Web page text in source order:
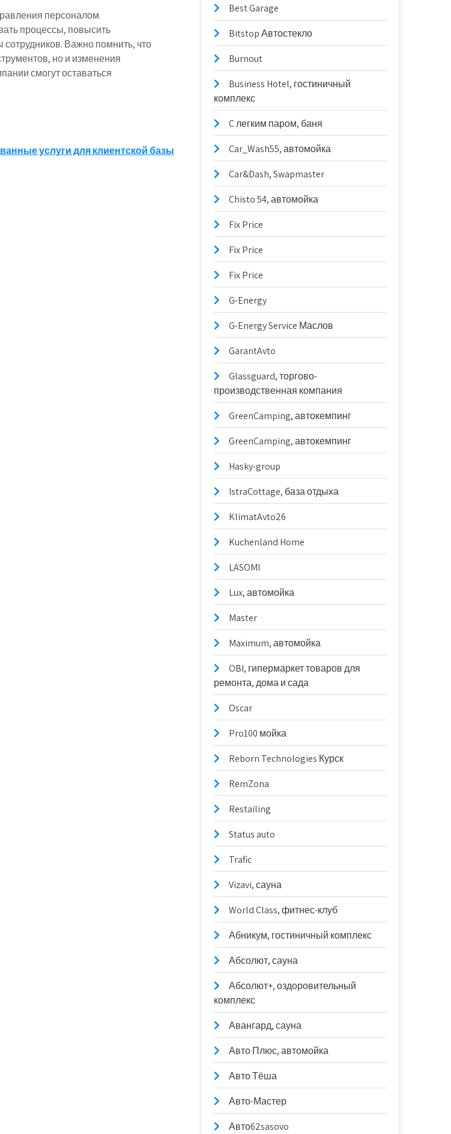
персоналом.
процессы, повысить
Важно помнить, что
но и изменения
смогут оставаться
услуги для клиентской базы
Best Garage
Bitstop Автостекло
Burnout
Business Hotel, гостиничный
комплекс
C легким паром, баня
Car_Wash55, автомойка
Car&Dash, Swapmaster
Chisto 54, автомойка
Fix Price
Fix Price
Fix Price
G-Energy
G-Energy Service Маслов
GarantAvto
Glassguard, торгово-
производственная компания
GreenCamping, автокемпинг
GreenCamping, автокемпинг
Hasky-group
IstraCottage, база отдыха
KlimatAvto26
Kuchenland Home
LASOMI
Lux, автомойка
Master
Maximum, автомойка
OBI, гипермаркет товаров для
ремонта, дома и сада
Oscar
Pro100 мойка
Reborn Technologies Курск
RemZona
Restailing
Status auto
Trafic
Vizavi, сауна
World Class, фитнес-клуб
Абникум, гостиничный комплекс
Абсолют, сауна
Абсолют+, оздоровительный
комплекс
Авангард, сауна
Авто Плюс, автомойка
Авто Тёша
Авто-Мастер
Авто62sasovo